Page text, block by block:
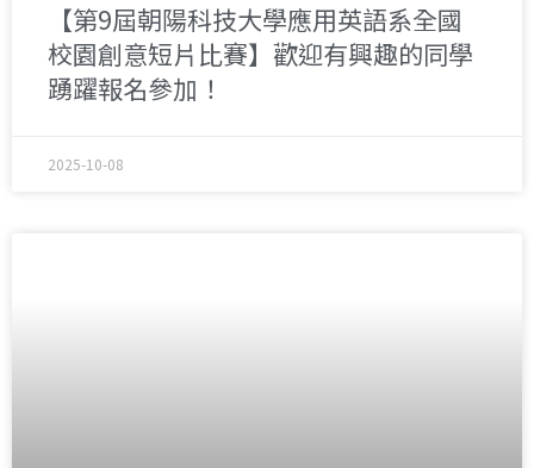
【第9屆朝陽科技大學應用英語系全國
校園創意短片比賽】歡迎有興趣的同學
踴躍報名參加！
2025-10-08